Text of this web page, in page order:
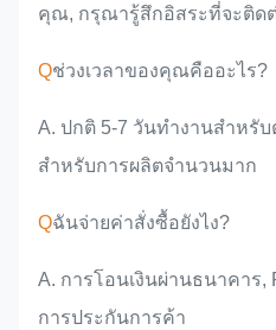
คุณ, กรุณารู้สึกอิสระที่จะติดต่
Qช่วงเวลาของคุณคืออะไร?
A. ปกติ 5-7 วันทํางานสําหรั
สําหรับการผลิตจํานวนมาก
Qฉันจ่ายค่าสั่งซื้อยังไง?
A. การโอนเงินผ่านธนาคาร,
การประกันการค้า